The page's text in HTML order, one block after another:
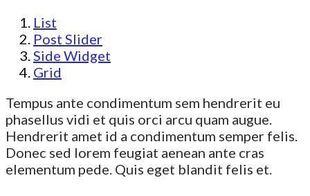
List
Post Slider
Side Widget
Grid
Tempus ante condimentum sem hendrerit eu
phasellus vidi et quis orci arcu quam augue.
Hendrerit amet id a condimentum semper felis.
Donec sed lorem feugiat aenean ante cras
elementum pede. Quis eget blandit felis et.